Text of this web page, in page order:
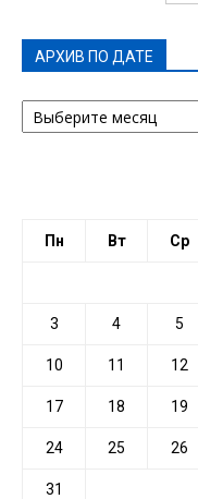
АРХИВ ПО ДАТЕ
АРХИВ
ПО
Пн Вт Ср
3 4 5
10 11 12
17 18 19
24 25 26
31